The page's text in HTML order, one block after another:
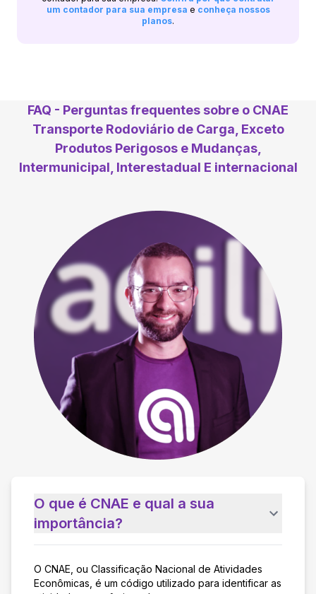
um contador para sua empresa e conheça nossos
planos.
FAQ - Perguntas frequentes sobre o CNAE
Transporte Rodoviário de Carga, Exceto
Produtos Perigosos e Mudanças,
Intermunicipal, Interestadual E internacional
O que é CNAE e qual a sua
importância?
O CNAE, ou Classificação Nacional de Atividades
Econômicas, é um código utilizado para identificar as